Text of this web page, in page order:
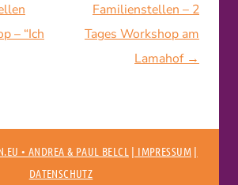
– “Ich
Familienstellen – 2
Tages Workshop am
Lamahof →
• ANDREA & PAUL BELCL | IMPRESSUM |
DATENSCHUTZ